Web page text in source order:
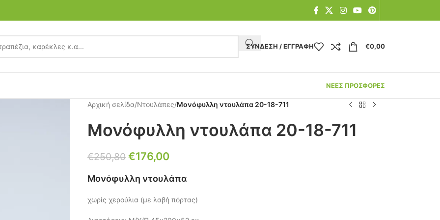
ΣΎΝΔΕΣΗ / ΕΓΓΡΑΦΉ €0,00
ΝΕΕΣ ΠΡΟΣΦΟΡΕΣ
Αρχική σελίδα/Ντουλάπες/Μονόφυλλη ντουλάπα 20-18-711
Μονόφυλλη ντουλάπα 20-18-711
€250,80 €176,00
Μονόφυλλη ντουλάπα
χωρίς χερούλια (με λαβή πόρτας)